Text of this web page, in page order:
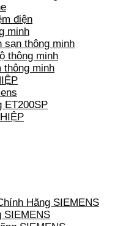
điện
minh
sạn thông minh
thông minh
thông minh
ET200SP
Hãng SIEMENS
SIEMENS